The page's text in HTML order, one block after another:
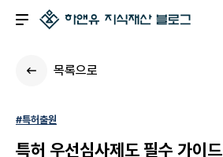
목록으로
#특허출원
특허 우선심사제도 필수 가이드